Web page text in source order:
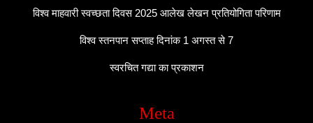
विश्व माहवारी स्वच्छता दिवस 2025 आलेख लेखन प्रतियोगिता परिणाम
विश्व स्तनपान सप्ताह दिनांक 1 अगस्त से 7
स्वरचित गद्या का प्रकाशन
Meta